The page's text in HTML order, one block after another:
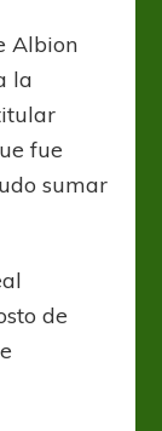
Albion
la
fue
sumar
de